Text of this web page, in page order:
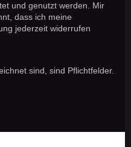
und genutzt werden. Mir
dass ich meine
jederzeit widerrufen
sind, sind Pflichtfelder.